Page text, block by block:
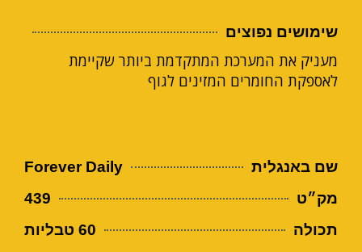
שם באנגלית
Forever Daily
מק״ט
439
תכולה
60 טבליות
שימושים נפוצים
מעניק את המערכת המתקדמת ביותר שקיימת
לאספקת החומרים המזינים לגוף